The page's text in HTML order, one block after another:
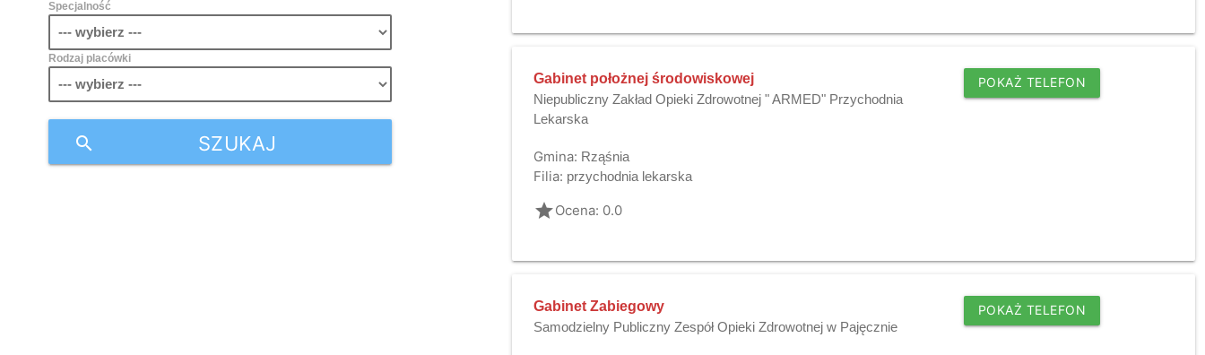
Specjalność
Rodzaj placówki
SZUKAJ
search
Gabinet położnej środowiskowej
Niepubliczny Zakład Opieki Zdrowotnej " ARMED" Przychodnia
Lekarska
POKAŻ TELEFON
Gmina: Rząśnia
Filia: przychodnia lekarska
gradeOcena: 0.0
Gabinet Zabiegowy
Samodzielny Publiczny Zespół Opieki Zdrowotnej w Pajęcznie
POKAŻ TELEFON